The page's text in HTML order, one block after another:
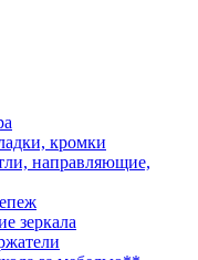
кромки
направляющие,
зеркала